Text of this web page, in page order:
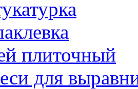
плиточный
для